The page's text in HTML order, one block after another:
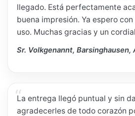
llegado. Está perfectamente
buena impresión. Ya espero
uso. Muchas gracias y un
Sr. Volkgenannt, Barsinghausen,
La entrega llegó puntual y sin
agradecerles de todo corazón